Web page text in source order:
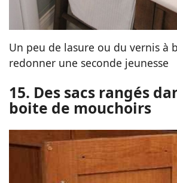
Un peu de lasure ou du vernis à
redonner une seconde jeunesse
15. Des sacs rangés
boite de mouchoirs